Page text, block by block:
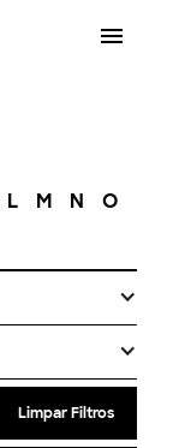
L M N O
Limpar Filtros